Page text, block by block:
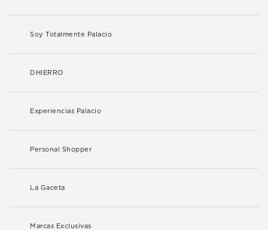
Soy Totalmente Palacio
DHIERRO
Experiencias Palacio
Personal Shopper
La Gaceta
Marcas Exclusivas